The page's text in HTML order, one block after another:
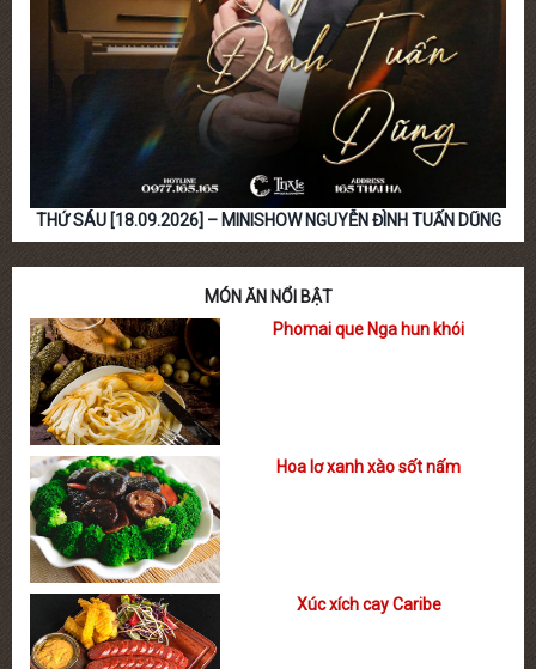
THỨ SÁU [18.09.2026] – MINISHOW NGUYỄN ĐÌNH TUẤN DŨNG
MÓN ĂN NỔI BẬT
Phomai que Nga hun khói
Hoa lơ xanh xào sốt nấm
Xúc xích cay Caribe